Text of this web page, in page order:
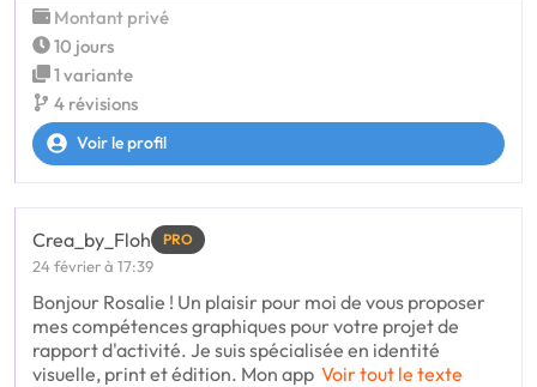
Montant privé
10 jours
1 variante
4 révisions
Voir le profil
Crea_by_Floh PRO
24 février à 17:39
Bonjour Rosalie ! Un plaisir pour moi de vous proposer
mes compétences graphiques pour votre projet de
rapport d'activité. Je suis spécialisée en identité
visuelle, print et édition. Mon app Voir tout le texte